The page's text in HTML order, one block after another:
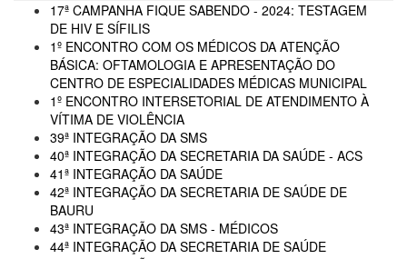
17ª CAMPANHA FIQUE SABENDO - 2024: TESTAGEM
DE HIV E SÍFILIS
1º ENCONTRO COM OS MÉDICOS DA ATENÇÃO
BÁSICA: OFTAMOLOGIA E APRESENTAÇÃO DO
CENTRO DE ESPECIALIDADES MÉDICAS MUNICIPAL
1º ENCONTRO INTERSETORIAL DE ATENDIMENTO À
VÍTIMA DE VIOLÊNCIA
39ª INTEGRAÇÃO DA SMS
40ª INTEGRAÇÃO DA SECRETARIA DA SAÚDE - ACS
41ª INTEGRAÇÃO DA SAÚDE
42ª INTEGRAÇÃO DA SECRETARIA DE SAÚDE DE
BAURU
43ª INTEGRAÇÃO DA SMS - MÉDICOS
44ª INTEGRAÇÃO DA SECRETARIA DE SAÚDE